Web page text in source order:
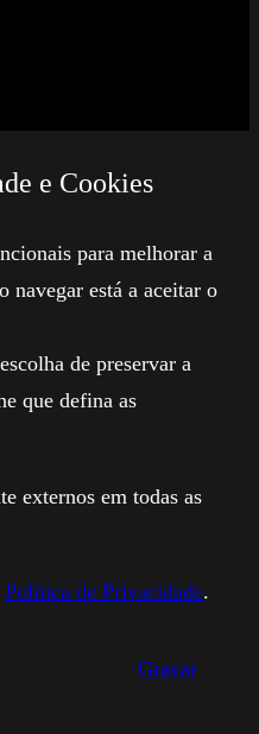
e Cookies
para melhorar a
navegar está a aceitar o
de preservar a
que defina as
externos em todas as
Política de Privacidade.
Gravar